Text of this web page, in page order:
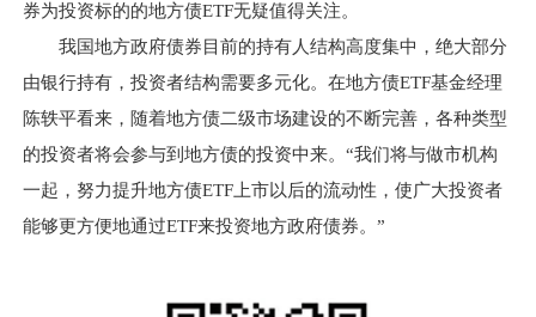
券为投资标的的地方债ETF无疑值得关注。
我国地方政府债券目前的持有人结构高度集中，绝大部分
由银行持有，投资者结构需要多元化。在地方债ETF基金经理
陈轶平看来，随着地方债二级市场建设的不断完善，各种类型
的投资者将会参与到地方债的投资中来。“我们将与做市机构
一起，努力提升地方债ETF上市以后的流动性，使广大投资者
能够更方便地通过ETF来投资地方政府债券。”